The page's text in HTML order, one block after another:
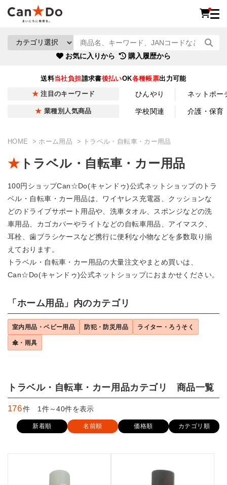
お気に入りから 購入履歴から
送料当社負担請求書後払いOK各種帳票出力可能
注目のキーワード ひんやり ネットポー
業種別人気商品 学校関連 介護・保育
HOME ホーム用品 トラベル・自転車・カー用品
トラベル・自転車・カー用品
100円ショップCan☆Do(キャンドゥ)公式ネットショップのトラ
ベル・自転車・カー用品は、ワイヤレス充電器、クッションな
どのドライブサポート用品や、洗車タオル、スポンジなどの洗
車用品、カゴカバーやライトなどの自転車用品、アイマスク、
耳栓、歯ブラシケースなど携行に便利な小物などを多数取り揃
えております。
トラベル・自転車・カー用品の大量注文やまとめ買いは、
Can☆Do(キャンドゥ)公式ネットショップにおまかせください。
「ホーム用品」内のカテゴリ
室内用品・ベビー用品 防犯・防災用品 ライター・ろうそく
傘・雨具
トラベル・自転車・カー用品カテゴリ 商品一覧
176件 1件～40件を表示
新着順 名前順 価格順 カテゴリ順